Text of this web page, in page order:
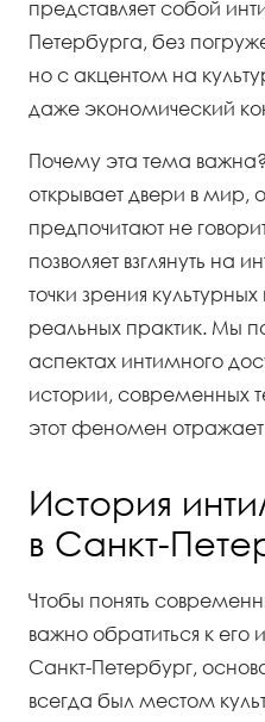
представляет собой
Петербурга, без
но с акцентом на
даже экономический
Почему эта тема
открывает двери в мир,
предпочитают не
позволяет взглянуть на
точки зрения
реальных практик. Мы
аспектах интимного
истории, современных
этот феномен
История
в Санкт-
Чтобы понять
важно обратиться к
Санкт-Петербург,
всегда был местом